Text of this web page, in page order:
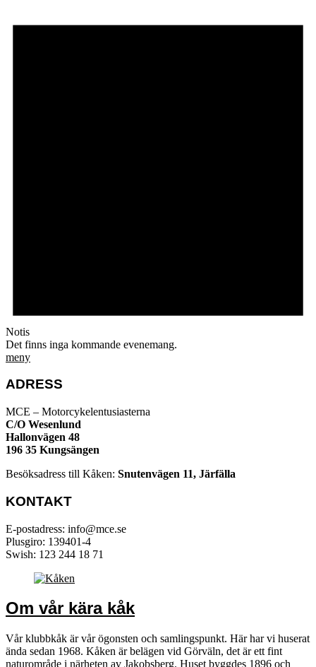
Notis
Det finns inga kommande evenemang.
meny
ADRESS
MCE – Motorcykelentusiasterna
C/O Wesenlund
Hallonvägen 48
196 35 Kungsängen
Besöksadress till Kåken: Snutenvägen 11, Järfälla
KONTAKT
E-postadress: info@mce.se
Plusgiro: 139401-4
Swish: 123 244 18 71
Om vår kära kåk
Vår klubbkåk är vår ögonsten och samlingspunkt. Här har vi huserat
ända sedan 1968. Kåken är belägen vid Görväln, det är ett fint
naturområde i närheten av Jakobsberg. Huset byggdes 1896 och